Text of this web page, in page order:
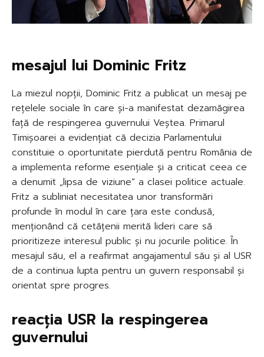
mesajul lui Dominic Fritz
La miezul nopții, Dominic Fritz a publicat un mesaj pe
rețelele sociale în care și-a manifestat dezamăgirea
față de respingerea guvernului Veștea. Primarul
Timișoarei a evidențiat că decizia Parlamentului
constituie o oportunitate pierdută pentru România de
a implementa reforme esențiale și a criticat ceea ce
a denumit „lipsa de viziune” a clasei politice actuale.
Fritz a subliniat necesitatea unor transformări
profunde în modul în care țara este condusă,
menționând că cetățenii merită lideri care să
prioritizeze interesul public și nu jocurile politice. În
mesajul său, el a reafirmat angajamentul său și al USR
de a continua lupta pentru un guvern responsabil și
orientat spre progres.
reacția USR la respingerea
guvernului